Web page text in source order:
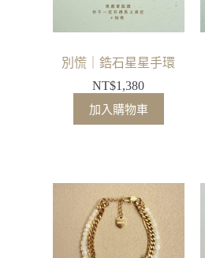
別慌｜鋯石星星手環
NT$1,380
加入購物車